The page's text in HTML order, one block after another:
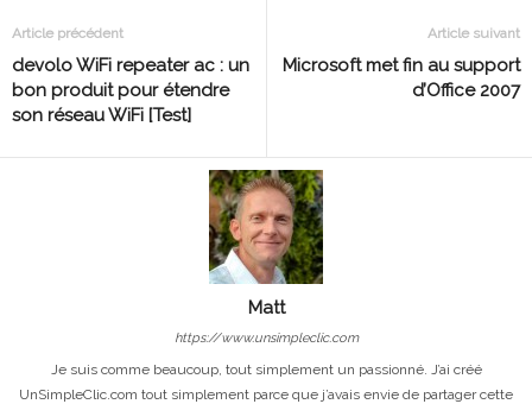
Article précédent
devolo WiFi repeater ac : un
bon produit pour étendre
son réseau WiFi [Test]
Article suivant
Microsoft met fin au support
d’Office 2007
Matt
https://www.unsimpleclic.com
Je suis comme beaucoup, tout simplement un passionné. J’ai créé
UnSimpleClic.com tout simplement parce que j’avais envie de partager cette